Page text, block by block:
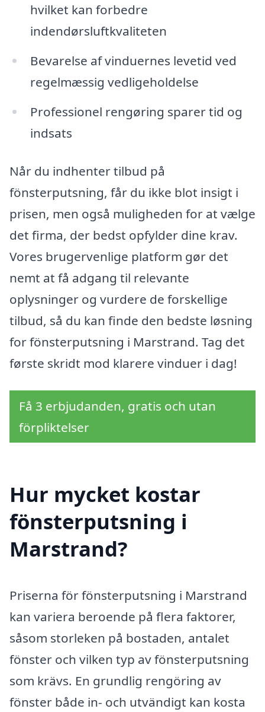
hvilket kan forbedre
indendørsluftkvaliteten
Bevarelse af vinduernes levetid ved
regelmæssig vedligeholdelse
Professionel rengøring sparer tid og
indsats
Når du indhenter tilbud på
fönsterputsning, får du ikke blot insigt i
prisen, men også muligheden for at vælge
det firma, der bedst opfylder dine krav.
Vores brugervenlige platform gør det
nemt at få adgang til relevante
oplysninger og vurdere de forskellige
tilbud, så du kan finde den bedste løsning
for fönsterputsning i Marstrand. Tag det
første skridt mod klarere vinduer i dag!
Få 3 erbjudanden, gratis och utan
förpliktelser
Hur mycket kostar
fönsterputsning i
Marstrand?
Priserna för fönsterputsning i Marstrand
kan variera beroende på flera faktorer,
såsom storleken på bostaden, antalet
fönster och vilken typ av fönsterputsning
som krävs. En grundlig rengöring av
fönster både in- och utvändigt kan kosta